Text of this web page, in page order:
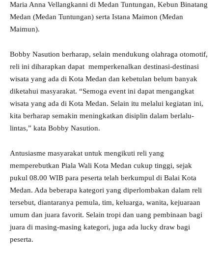
Maria Anna Vellangkanni di Medan Tuntungan, Kebun Binatang
Medan (Medan Tuntungan) serta Istana Maimon (Medan
Maimun).
Bobby Nasution berharap, selain mendukung olahraga otomotif,
reli ini diharapkan dapat memperkenalkan destinasi-destinasi
wisata yang ada di Kota Medan dan kebetulan belum banyak
diketahui masyarakat. “Semoga event ini dapat mengangkat
wisata yang ada di Kota Medan. Selain itu melalui kegiatan ini,
kita berharap semakin meningkatkan disiplin dalam berlalu-
lintas,” kata Bobby Nasution.
Antusiasme masyarakat untuk mengikuti reli yang
memperebutkan Piala Wali Kota Medan cukup tinggi, sejak
pukul 08.00 WIB para peserta telah berkumpul di Balai Kota
Medan. Ada beberapa kategori yang diperlombakan dalam reli
tersebut, diantaranya pemula, tim, keluarga, wanita, kejuaraan
umum dan juara favorit. Selain tropi dan uang pembinaan bagi
juara di masing-masing kategori, juga ada lucky draw bagi
peserta.